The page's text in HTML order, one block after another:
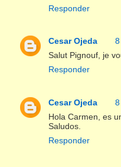
Responder
Cesar Ojeda
Salut Pignouf, je
Responder
Cesar Ojeda
Hola Carmen, es
Saludos.
Responder